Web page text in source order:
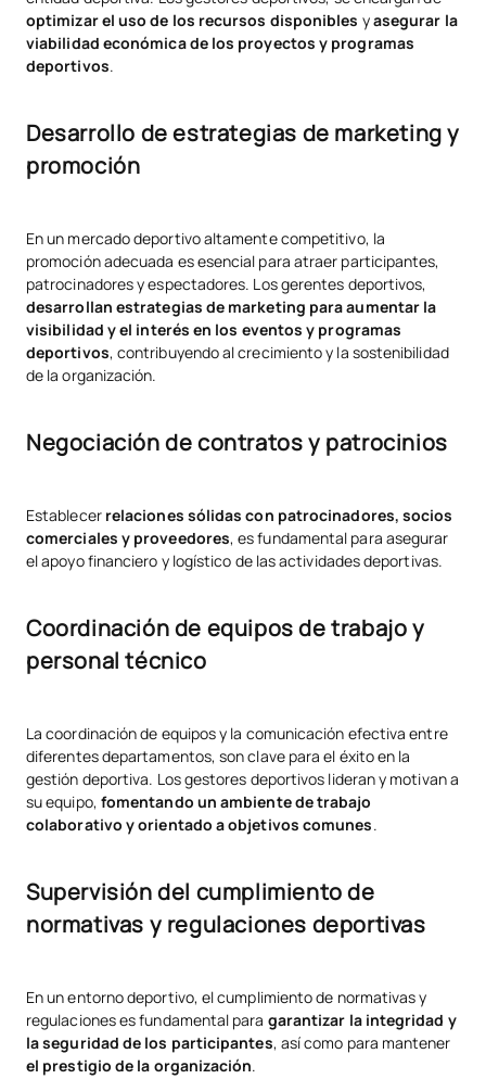
optimizar el uso de los recursos disponibles yasegurar la
viabilidad económica de los proyectos y programas
deportivos.
Desarrollo de estrategias de marketing y
promoción
En un mercado deportivo altamente competitivo, la
promoción adecuada es esencial para atraer participantes,
patrocinadores y espectadores. Los gerentes deportivos,
desarrollan estrategias de marketing para aumentar la
visibilidad y el interés en los eventos y programas
deportivos, contribuyendo al crecimiento y la sostenibilidad
de la organización.
Negociación de contratos y patrocinios
Establecer relaciones sólidas con patrocinadores, socios
comerciales y proveedores, es fundamental para asegurar
el apoyo financiero y logístico de las actividades deportivas.
Coordinación de equipos de trabajo y
personal técnico
La coordinación de equipos y la comunicación efectiva entre
diferentes departamentos, son clave para el éxito en la
gestión deportiva. Los gestores deportivos lideran y motivan a
su equipo, fomentando un ambiente de trabajo
colaborativo y orientado a objetivos comunes.
Supervisión del cumplimiento de
normativas y regulaciones deportivas
En un entorno deportivo, el cumplimiento de normativas y
regulaciones es fundamental para garantizar la integridad y
la seguridad de los participantes, así como para mantener
el prestigio de la organización.